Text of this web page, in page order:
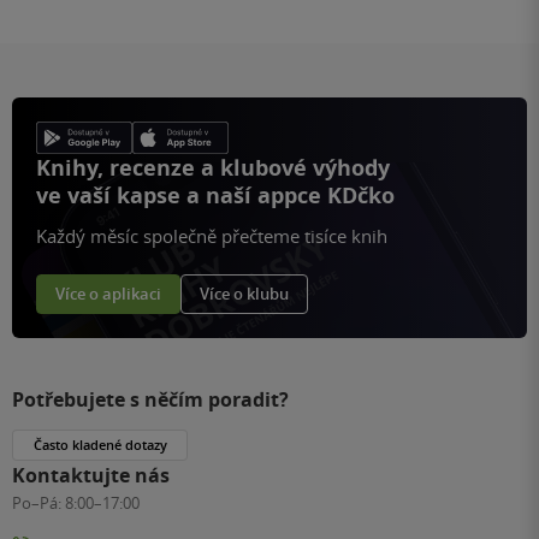
Knihy, recenze a klubové výhody
ve vaší kapse a naší appce KDčko
Každý měsíc společně přečteme tisíce knih
Více o aplikaci Více o klubu
Potřebujete s něčím poradit?
Často kladené dotazy
Kontaktujte nás
Po–Pá: 8:00–17:00